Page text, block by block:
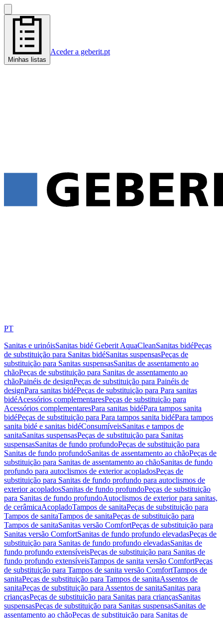
Minhas listas
Aceder a geberit.pt
PT
Sanitas e urinóisSanitas bidé Geberit AquaCleanSanitas bidéPeças
de substituição para Sanitas bidéSanitas suspensasPeças de
substituição para Sanitas suspensasSanitas de assentamento ao
chãoPeças de substituição para Sanitas de assentamento ao
chãoPainéis de designPeças de substituição para Painéis de
designPara sanitas bidéPeças de substituição para Para sanitas
bidéAcessórios complementaresPeças de substituição para
Acessórios complementaresPara sanitas bidéPara tampos sanita
bidéPeças de substituição para Para tampos sanita bidéPara tampos
sanita bidé e sanitas bidéConsumíveisSanitas e tampos de
sanitaSanitas suspensasPeças de substituição para Sanitas
suspensasSanitas de fundo profundoPeças de substituição para
Sanitas de fundo profundoSanitas de assentamento ao chãoPeças de
substituição para Sanitas de assentamento ao chãoSanitas de fundo
profundo para autoclismos de exterior acopladosPeças de
substituição para Sanitas de fundo profundo para autoclismos de
exterior acopladosSanitas de fundo profundoPeças de substituição
para Sanitas de fundo profundoAutoclismos de exterior para sanitas,
de cerâmicaAcopladoTampos de sanitaPeças de substituição para
Tampos de sanitaTampos de sanitaPeças de substituição para
Tampos de sanitaSanitas versão ComfortPeças de substituição para
Sanitas versão ComfortSanitas de fundo profundo elevadasPeças de
substituição para Sanitas de fundo profundo elevadasSanitas de
fundo profundo extensíveisPeças de substituição para Sanitas de
fundo profundo extensíveisTampos de sanita versão ComfortPeças
de substituição para Tampos de sanita versão ComfortTampos de
sanitaPeças de substituição para Tampos de sanitaAssentos de
sanitaPeças de substituição para Assentos de sanitaSanitas para
criançasPeças de substituição para Sanitas para criançasSanitas
suspensasPeças de substituição para Sanitas suspensasSanitas de
assentamento ao chãoPeças de substituição para Sanitas de